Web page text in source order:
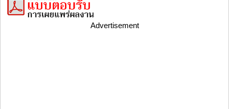
Advertisement